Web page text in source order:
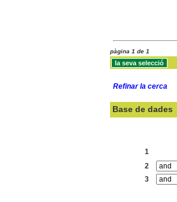
pàgina 1 de 1
Refinar la cerca
Base de dades
1
2
3